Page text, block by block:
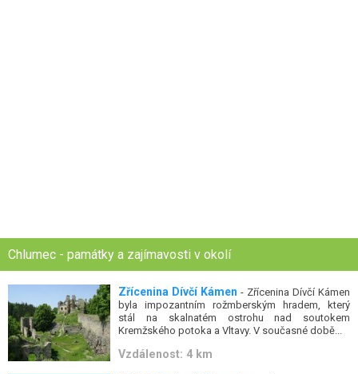
Chlumec - památky a zajímavosti v okolí
Zřícenina Dívčí Kámen - Zřícenina Dívčí Kámen
byla impozantním rožmberským hradem, který
stál na skalnatém ostrohu nad soutokem
Kremžského potoka a Vltavy. V současné době...
Vzdálenost: 4 km